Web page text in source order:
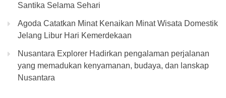
Santika Selama Sehari
Agoda Catatkan Minat Kenaikan Minat Wisata Domestik
Jelang Libur Hari Kemerdekaan
Nusantara Explorer Hadirkan pengalaman perjalanan
yang memadukan kenyamanan, budaya, dan lanskap
Nusantara